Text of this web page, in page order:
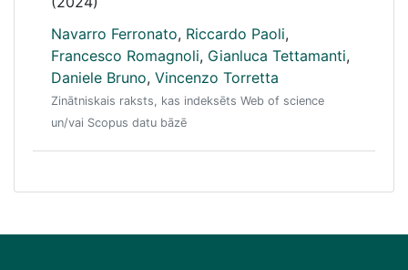
Navarro Ferronato, Riccardo Paoli,
Francesco Romagnoli, Gianluca Tettamanti,
Daniele Bruno, Vincenzo Torretta
Zinātniskais raksts, kas indeksēts Web of science
un/vai Scopus datu bāzē